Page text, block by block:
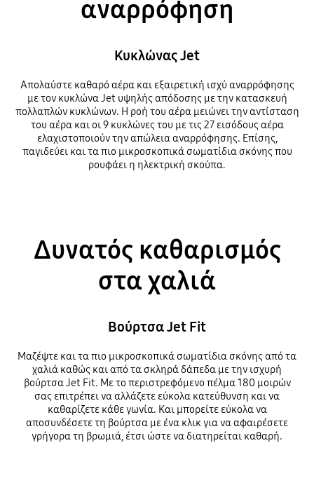
αναρρόφηση
Κυκλώνας Jet
Απολαύστε καθαρό αέρα και εξαιρετική ισχύ αναρρόφησης
με τον κυκλώνα Jet υψηλής απόδοσης με την κατασκευή
πολλαπλών κυκλώνων. Η ροή του αέρα μειώνει την αντίσταση
του αέρα και οι 9 κυκλώνες του με τις 27 εισόδους αέρα
ελαχιστοποιούν την απώλεια αναρρόφησης. Επίσης,
παγιδεύει και τα πιο μικροσκοπικά σωματίδια σκόνης που
ρουφάει η ηλεκτρική σκούπα.
Δυνατός καθαρισμός
στα χαλιά
Βούρτσα Jet Fit
Μαζέψτε και τα πιο μικροσκοπικά σωματίδια σκόνης από τα
χαλιά καθώς και από τα σκληρά δάπεδα με την ισχυρή
βούρτσα Jet Fit. Με το περιστρεφόμενο πέλμα 180 μοιρών
σας επιτρέπει να αλλάζετε εύκολα κατεύθυνση και να
καθαρίζετε κάθε γωνία. Και μπορείτε εύκολα να
αποσυνδέσετε τη βούρτσα με ένα κλικ για να αφαιρέσετε
γρήγορα τη βρωμιά, έτσι ώστε να διατηρείται καθαρή.